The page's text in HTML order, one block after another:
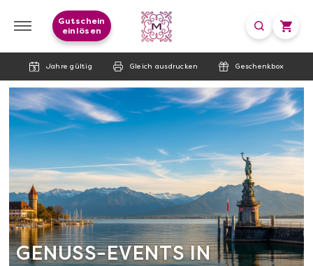
Jahre gültig Gleich ausdrucken Geschenkbox
Gutschein
einlösen
GENUSS-EVENTS IN